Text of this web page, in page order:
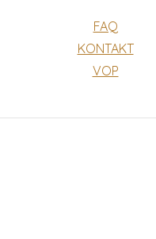
FAQ
KONTAKT
VOP